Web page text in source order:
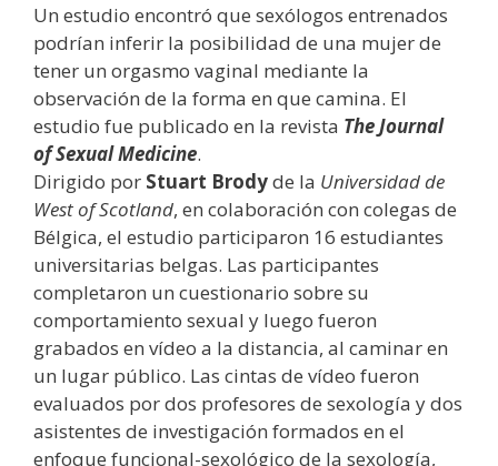
Un estudio encontró que sexólogos entrenados
podrían inferir la posibilidad de una mujer de
tener un orgasmo vaginal mediante la
observación de la forma en que camina. El
estudio fue publicado en la revista The Journal
of Sexual Medicine.
Dirigido por Stuart Brodyde la Universidad de
West of Scotland, en colaboración con colegas de
Bélgica, el estudio participaron 16 estudiantes
universitarias belgas. Las participantes
completaron un cuestionario sobre su
comportamiento sexual y luego fueron
grabados en vídeo a la distancia, al caminar en
un lugar público. Las cintas de vídeo fueron
evaluados por dos profesores de sexología y dos
asistentes de investigación formados en el
enfoque funcional-sexológico de la sexología,